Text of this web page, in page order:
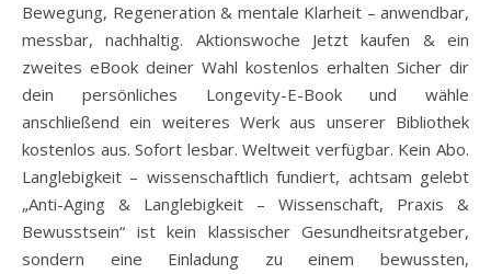
Bewegung, Regeneration & mentale Klarheit – anwendbar,
messbar, nachhaltig. Aktionswoche Jetzt kaufen & ein
zweites eBook deiner Wahl kostenlos erhalten Sicher dir
dein persönliches Longevity-E-Book und wähle
anschließend ein weiteres Werk aus unserer Bibliothek
kostenlos aus. Sofort lesbar. Weltweit verfügbar. Kein Abo.
Langlebigkeit – wissenschaftlich fundiert, achtsam gelebt
„Anti-Aging & Langlebigkeit – Wissenschaft, Praxis &
Bewusstsein“ ist kein klassischer Gesundheitsratgeber,
sondern eine Einladung zu einem bewussten,